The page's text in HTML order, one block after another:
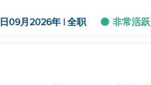
09月2026年 | 全职 非常活跃